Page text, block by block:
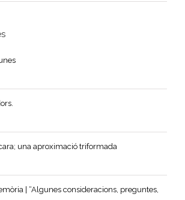
una aproximació triformada
| “Algunes consideracions, preguntes,